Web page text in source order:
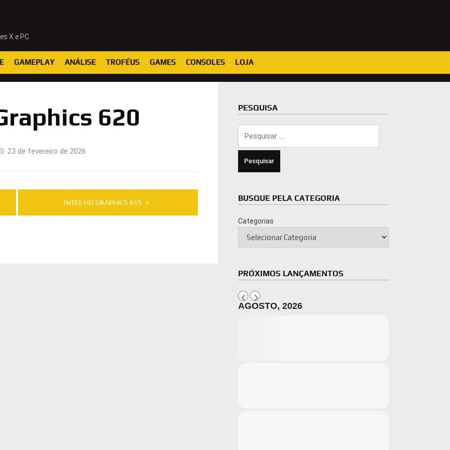
X e PC
GAMEPLAY ANÁLISE TROFÉUS GAMES CONSOLES LOJA
620
23 de fevereiro de 2026
INTEL HD GRAPHICS 615
PESQUISA
BUSQUE PELA CATEGORIA
Categorias
PRÓXIMOS LANÇAMENTOS
AGOSTO, 2026